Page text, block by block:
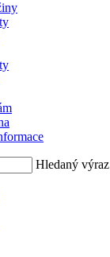
Hledaný výraz